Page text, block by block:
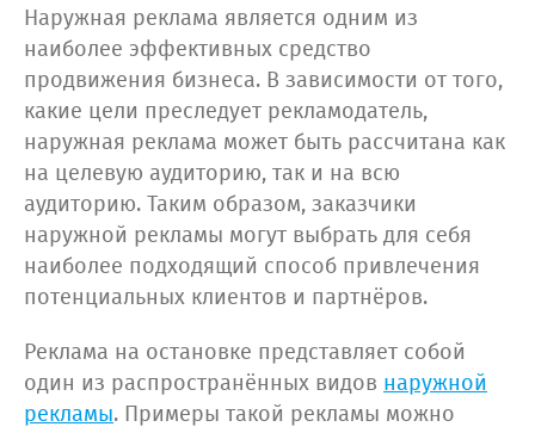
Наружная реклама является одним из
наиболее эффективных средство
продвижения бизнеса. В зависимости от того,
какие цели преследует рекламодатель,
наружная реклама может быть рассчитана как
на целевую аудиторию, так и на всю
аудиторию. Таким образом, заказчики
наружной рекламы могут выбрать для себя
наиболее подходящий способ привлечения
потенциальных клиентов и партнёров.
Реклама на остановке представляет собой
один из распространённых видов наружной
рекламы. Примеры такой рекламы можно